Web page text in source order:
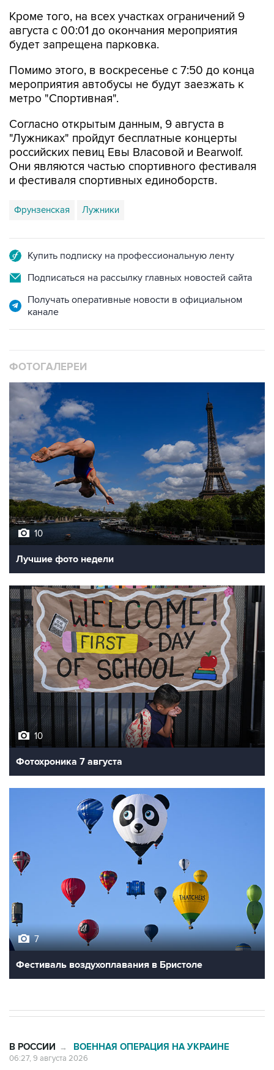
Кроме того, на всех участках ограничений 9
августа с 00:01 до окончания мероприятия
будет запрещена парковка.
Помимо этого, в воскресенье с 7:50 до конца
мероприятия автобусы не будут заезжать к
метро "Спортивная".
Согласно открытым данным, 9 августа в
"Лужниках" пройдут бесплатные концерты
российских певиц Евы Власовой и Bearwolf.
Они являются частью спортивного фестиваля
и фестиваля спортивных единоборств.
Фрунзенская Лужники
Купить подписку на профессиональную ленту
Подписаться на рассылку главных новостей сайта
Получать оперативные новости в официальном
канале
ФОТОГАЛЕРЕИ
10
Лучшие фото недели
10
Фотохроника 7 августа
7
Фестиваль воздухоплавания в Бристоле
В РОССИИ → ВОЕННАЯ ОПЕРАЦИЯ НА УКРАИНЕ
06:27, 9 августа 2026